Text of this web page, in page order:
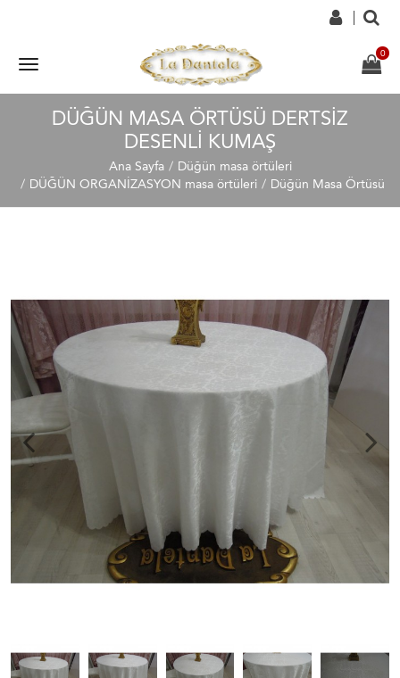
DÜĞÜN MASA ÖRTÜSÜ DERTSIZ
DESENLI KUMAŞ
Ana Sayfa
Düğün masa örtüleri
DÜĞÜN ORGANİZASYON masa örtüleri
Düğün Masa Örtüsü